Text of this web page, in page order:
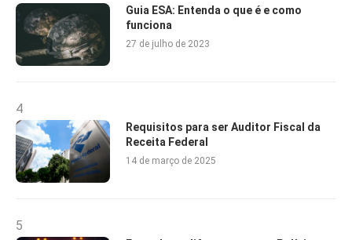
Guia ESA: Entenda o que é e como
funciona
27 de julho de 2023
4
Requisitos para ser Auditor Fiscal da
Receita Federal
14 de março de 2025
5